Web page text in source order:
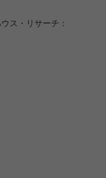
ス・リサーチ：